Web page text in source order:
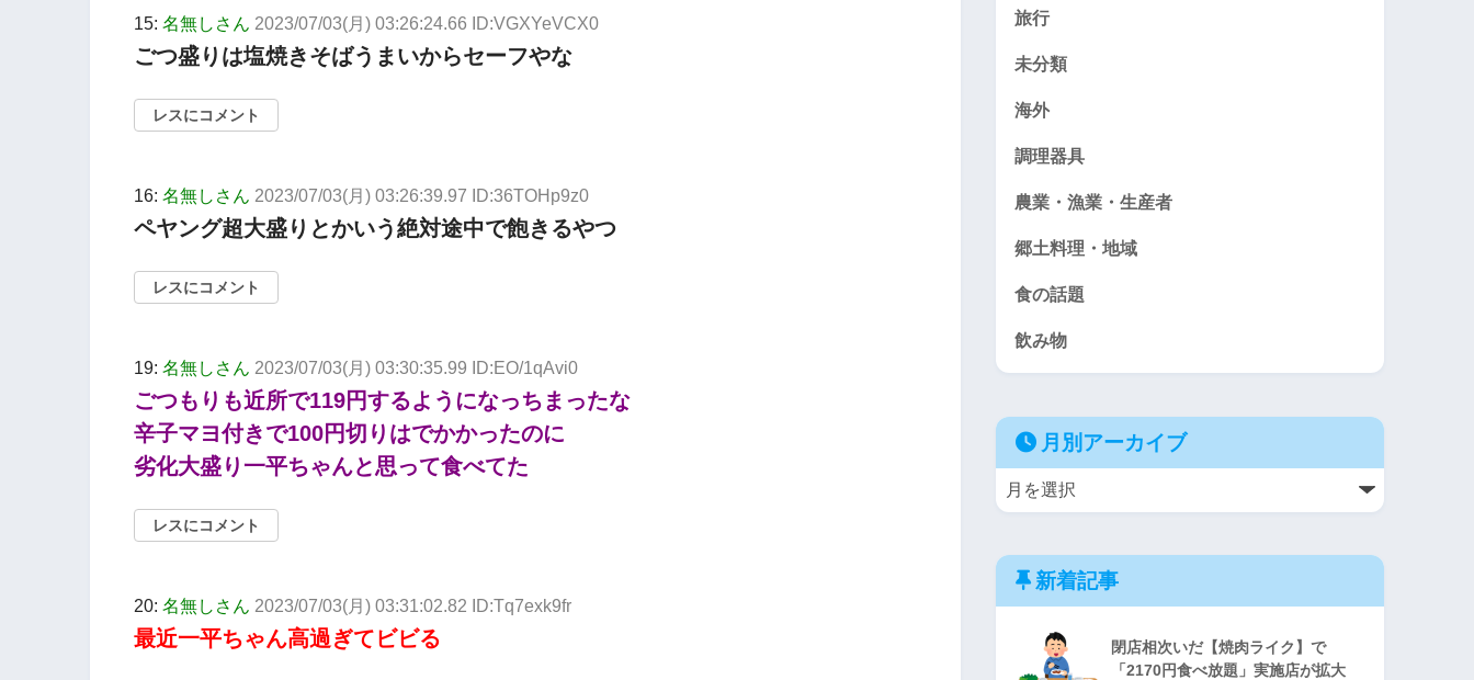
15: 名無しさん 2023/07/03(月) 03:26:24.66 ID:VGXYeVCX0
ごつ盛りは塩焼きそばうまいからセーフやな
レスにコメント
16: 名無しさん 2023/07/03(月) 03:26:39.97 ID:36TOHp9z0
ペヤング超大盛りとかいう絶対途中で飽きるやつ
レスにコメント
19: 名無しさん 2023/07/03(月) 03:30:35.99 ID:EO/1qAvi0
ごつもりも近所で119円するようになっちまったな
辛子マヨ付きで100円切りはでかかったのに
劣化大盛り一平ちゃんと思って食べてた
レスにコメント
20: 名無しさん 2023/07/03(月) 03:31:02.82 ID:Tq7exk9fr
最近一平ちゃん高過ぎてビビる
旅行
未分類
海外
調理器具
農業・漁業・生産者
郷土料理・地域
食の話題
飲み物
月別アーカイブ
新着記事
閉店相次いだ【焼肉ライク】で
「2170円食べ放題」実施店が拡大